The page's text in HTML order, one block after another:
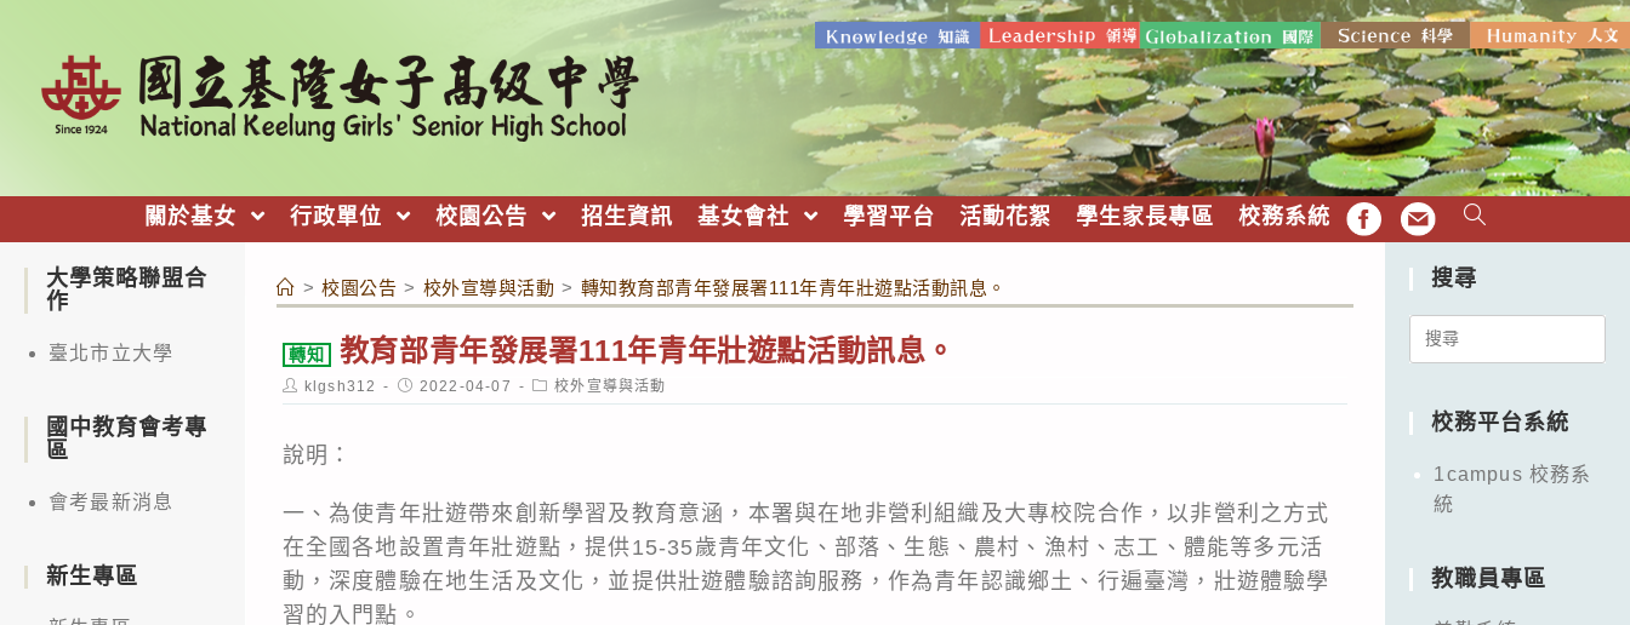
關於基女 行政單位 校園公告 招生資訊 基女會社 學習平台 活動花絮 學生家長專區 校務系統 FB EMAIL
> 校園公告 > 校外宣導與活動 > 轉知教育部青年發展署111年青年壯遊點活動訊息。
轉知 教育部青年發展署111年青年壯遊點活動訊息。
Post
author:
klgsh312
Post
published:
2022-04-07
Post
category:
校外宣導與活動
說明：
一、為使青年壯遊帶來創新學習及教育意涵，本署與在地非營利組織及大專校院合作，以非營利之方式
在全國各地設置青年壯遊點，提供15-35歲青年文化、部落、生態、農村、漁村、志工、體能等多元活
動，深度體驗在地生活及文化，並提供壯遊體驗諮詢服務，作為青年認識鄉土、行遍臺灣，壯遊體驗學
習的入門點。
大學策略聯盟合
作
臺北市立大學
國中教育會考專
區
會考最新消息
新生專區
搜尋
Search
校務平台系統
1campus 校務系
統
教職員專區